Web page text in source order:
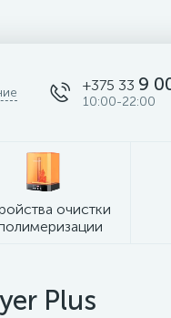
+375 33 9
10:00-22:00
очистки
Plus